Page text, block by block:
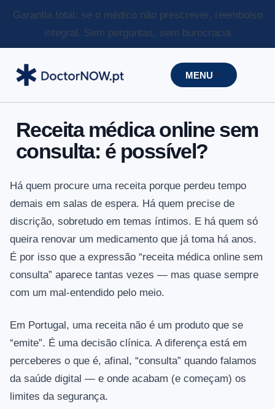
Garantia total: se o médico não prescrever, reembolso
integral. Sem perguntas, sem burocracia
MENU
Receita médica online sem
consulta: é possível?
Há quem procure uma receita porque perdeu tempo
demais em salas de espera. Há quem precise de
discrição, sobretudo em temas íntimos. E há quem só
queira renovar um medicamento que já toma há anos.
É por isso que a expressão “receita médica online sem
consulta” aparece tantas vezes — mas quase sempre
com um mal-entendido pelo meio.
Em Portugal, uma receita não é um produto que se
“emite”. É uma decisão clínica. A diferença está em
perceberes o que é, afinal, “consulta” quando falamos
da saúde digital — e onde acabam (e começam) os
limites da segurança.